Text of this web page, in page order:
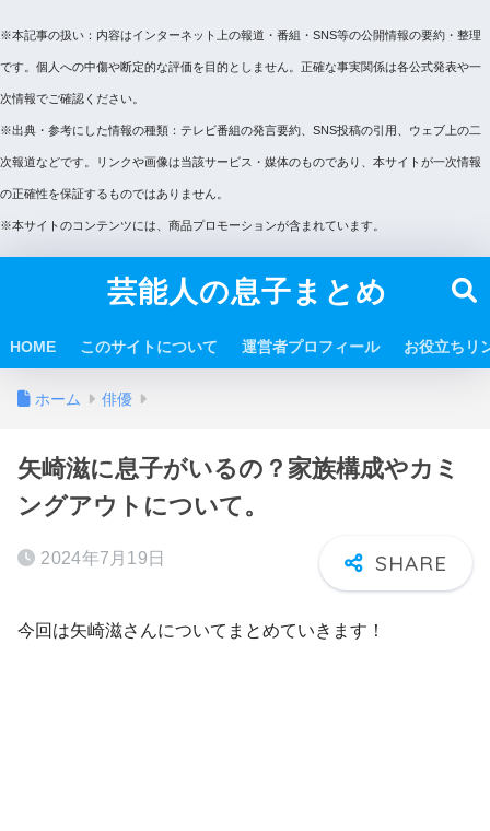
※本記事の扱い：内容はインターネット上の報道・番組・SNS等の公開情報の要約・整理
です。個人への中傷や断定的な評価を目的としません。正確な事実関係は各公式発表や一
次情報でご確認ください。
※出典・参考にした情報の種類：テレビ番組の発言要約、SNS投稿の引用、ウェブ上の二
次報道などです。リンクや画像は当該サービス・媒体のものであり、本サイトが一次情報
の正確性を保証するものではありません。
※本サイトのコンテンツには、商品プロモーションが含まれています。
芸能人の息子まとめ
HOME このサイトについて 運営者プロフィール お役立ちリ
ホーム 俳優
矢崎滋に息子がいるの？家族構成やカミ
ングアウトについて。
2024年7月19日
今回は矢崎滋さんについてまとめていきます！